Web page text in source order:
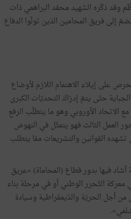
وقد ذكّره الشهيد محمّد البراهمي ذات
إلى فريق المحامين الذين تولّوا الدفاع
على إيلاء الاهتمام اللازم لأوضاع
حتّى يتمّ إدرَاك التحديّات الكبرى
الاتحاد الأوروبي وهو ما يتطلّب الرفع
العمل الثالث فهو يتمثّل في النهوض
القوانين والتشريعات ممّا يتطلب
أشاد فيها بدور قطاع (المحاماة) «عريق
معركة التّحرر الوطني أو في مرحلة بناء
من أجل الحريّة والدّيمقراطية وسيادة